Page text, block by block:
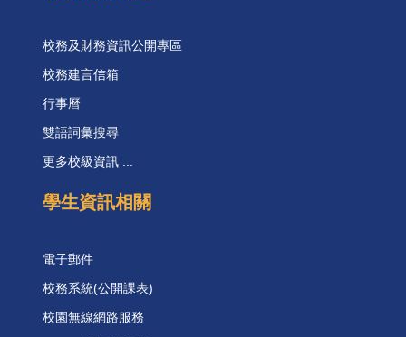
校務及財務資訊公開專區
校務建言信箱
行事曆
雙語詞彙搜尋
更多校級資訊 ...
學生資訊相關
電子郵件
校務系統(公開課表)
校園無線網路服務